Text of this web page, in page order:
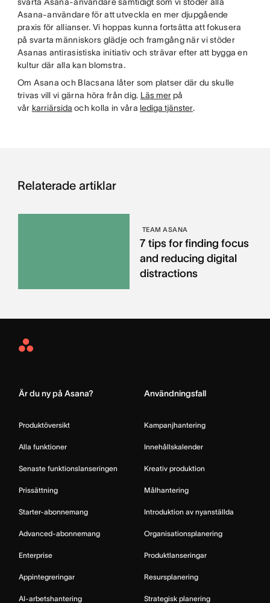
Asana-användare för att utveckla en mer djupgående
praxis för allianser. Vi hoppas kunna fortsätta att fokusera
på svarta människors glädje och framgång när vi stöder
Asanas antirasistiska initiativ och strävar efter att bygga en
kultur där alla kan blomstra.
Om Asana och Blacsana låter som platser där du skulle
trivas vill vi gärna höra från dig. Läs merpå
vår karriärsida och kolla in våra lediga tjänster.
Relaterade artiklar
TEAM ASANA
7 tips for finding focus
and reducing digital
distractions
Asana
Är du ny på Asana?
Produktöversikt
Alla funktioner
Senaste funktionslanseringen
Prissättning
Starter-abonnemang
Advanced-abonnemang
Enterprise
Appintegreringar
AI-arbetshantering
Användningsfall
Kampanjhantering
Innehållskalender
Kreativ produktion
Målhantering
Introduktion av nyanställda
Organisationsplanering
Produktlanseringar
Resursplanering
Strategisk planering